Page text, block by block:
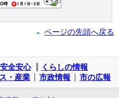
ページの先頭へ戻る
全安心
くらしの情報
・産業 市政情報 市の広報